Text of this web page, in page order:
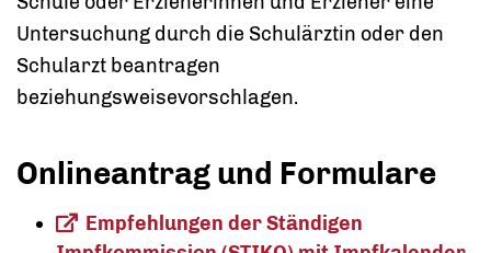
Untersuchung durch die Schulärztin oder den
Schularzt beantragen
beziehungsweisevorschlagen.
Onlineantrag und Formulare
Empfehlungen der Ständigen